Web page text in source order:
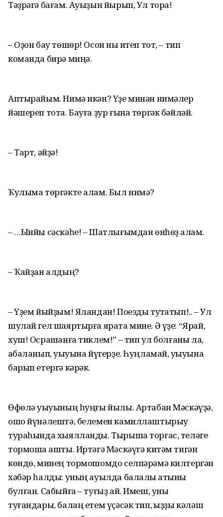
Тәҙрәгә бағам. Ауыҙын йырып, Ул тора!
– Оҙон бау төшөр! Осон ныҡ итеп тот, – тип
команда бирә миңә.
Аптырайым. Нимә икән? Үҙе минән нимәлер
йәшереп тота. Бауға ҙур ғына төргәк бәйләй.
– Тарт, әйҙә!
Ҡулыма төргәкте алам. Был нимә?
– …Ынйы сәскәһе! – Шатлығымдан өнһөҙ ҡалам.
– Ҡайҙан алдың?
– Үҙем йыйҙым! Яландан! Поезды туҡтатып!.. – Ул
шулай гел шаяртырға ярата мине. Ә үҙе: “Ярай,
хуш! Осрашҡанға тиклем!” – тип ҡул болғаны ла,
ҡабаланып, уҡыуына йүгерҙе. Һуңламай, уҡыуына
барып етергә кәрәк.
Өфөлә уҡыуының һуңғы йылы. Артабан Мәскәүҙә,
ошо йүнәлештә, белемен камиллаштырыу
тураһында хыялланды. Тырыша торғас, теләге
тормошҡа ашты. Иртәгә Мәскәүгә китәм тигән
көндө, минең тормошомдо селпәрәмә килтергән
хәбәр һалды: уның ауылда балалы ҡатыны
булған. Сабыйға – туғыҙ ай. Имеш, уны
туғандары, балаң етем үҫәсәк тип, ҡыҙҙы кәләш